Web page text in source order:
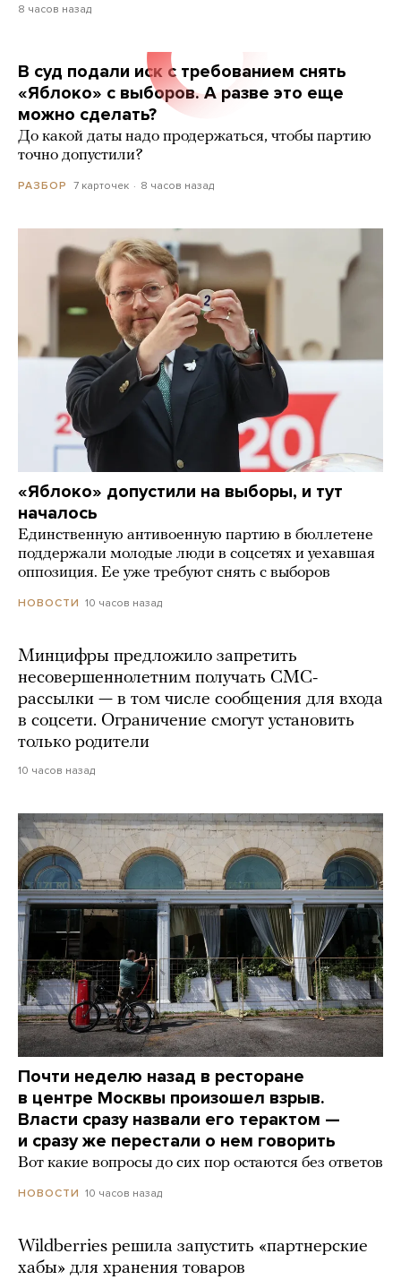
8 часов назад
В суд подали иск с требованием снять
«Яблоко» с выборов. А разве это еще
можно сделать?
До какой даты надо продержаться, чтобы партию
точно допустили?
РАЗБОР 7 карточек 8 часов назад
«Яблоко» допустили на выборы, и тут
началось
Единственную антивоенную партию в бюллетене
поддержали молодые люди в соцсетях и уехавшая
оппозиция. Ее уже требуют снять с выборов
НОВОСТИ 10 часов назад
Минцифры предложило запретить
несовершеннолетним получать СМС-
рассылки — в том числе сообщения для входа
в соцсети. Ограничение смогут установить
только родители
10 часов назад
Почти неделю назад в ресторане
в центре Москвы произошел взрыв.
Власти сразу назвали его терактом —
и сразу же перестали о нем говорить
Вот какие вопросы до сих пор остаются без ответов
НОВОСТИ 10 часов назад
Wildberries решила запустить «партнерские
хабы» для хранения товаров